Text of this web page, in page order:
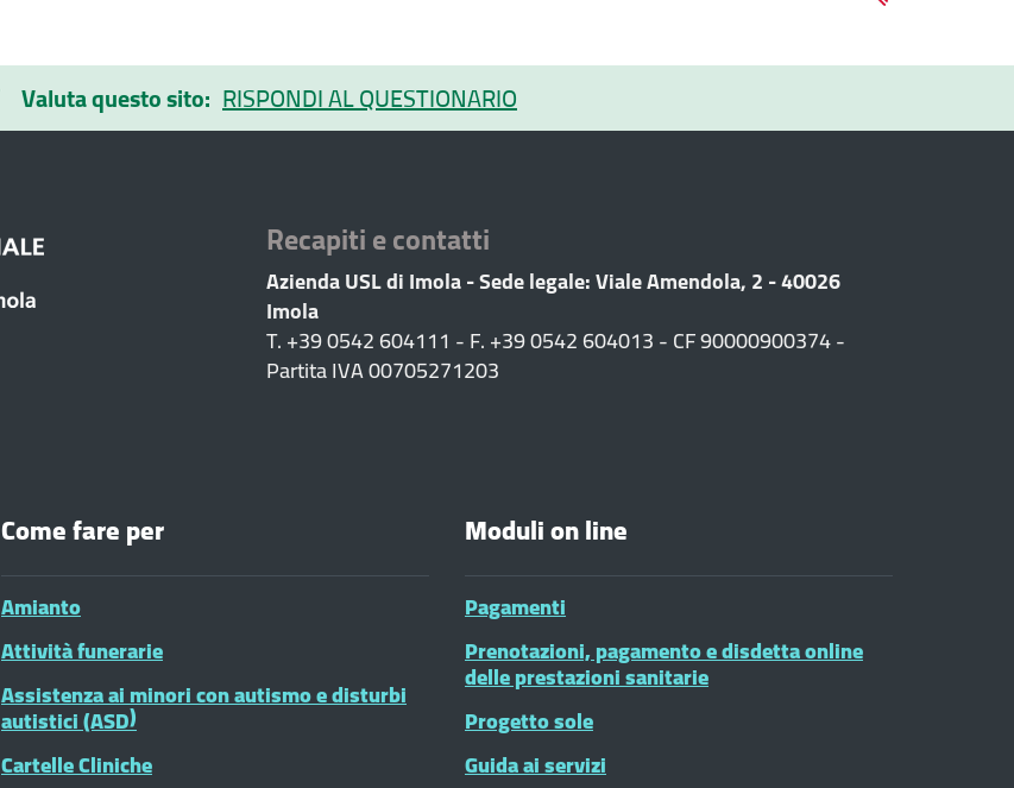
Valuta questo sito: RISPONDI AL QUESTIONARIO
Recapiti e contatti
Azienda USL di Imola - Sede legale: Viale Amendola, 2 - 40026
Imola
T. +39 0542 604111 - F. +39 0542 604013 - CF 90000900374 -
Partita IVA 00705271203
Come fare per
Amianto
Attività funerarie
Assistenza ai minori con autismo e disturbi
autistici (ASD)
Cartelle Cliniche
Moduli on line
Pagamenti
Prenotazioni, pagamento e disdetta online
delle prestazioni sanitarie
Progetto sole
Guida ai servizi